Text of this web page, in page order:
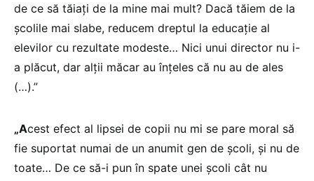
de ce să tăiați de la mine mai mult? Dacă tăiem de la
școlile mai slabe, reducem dreptul la educație al
elevilor cu rezultate modeste… Nici unui director nu i-
a plăcut, dar alții măcar au înțeles că nu au de ales
(…).”
„Acest efect al lipsei de copii nu mi se pare moral să
fie suportat numai de un anumit gen de școli, și nu de
toate… De ce să-i pun în spate unei școli cât nu